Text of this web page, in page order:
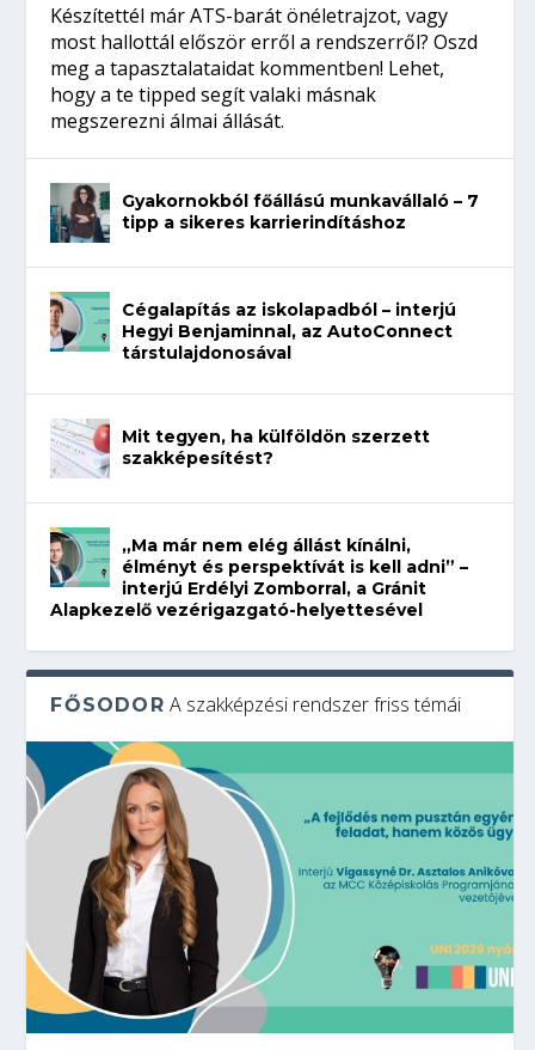
Készítettél már ATS-barát önéletrajzot, vagy
most hallottál először erről a rendszerről? Oszd
meg a tapasztalataidat kommentben! Lehet,
hogy a te tipped segít valaki másnak
megszerezni álmai állását.
Gyakornokból főállású munkavállaló – 7
tipp a sikeres karrierindításhoz
Cégalapítás az iskolapadból – interjú
Hegyi Benjaminnal, az AutoConnect
társtulajdonosával
Mit tegyen, ha külföldön szerzett
szakképesítést?
„Ma már nem elég állást kínálni,
élményt és perspektívát is kell adni” –
interjú Erdélyi Zomborral, a Gránit
Alapkezelő vezérigazgató-helyettesével
FŐSODOR A szakképzési rendszer friss témái